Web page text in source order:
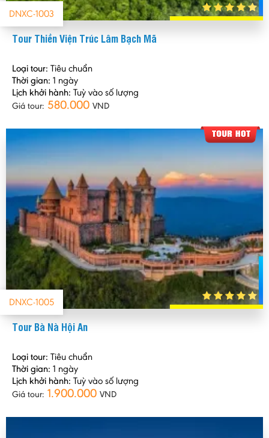
DNXC-1003
Tour Thiền Viện Trúc Lâm Bạch Mã
Loại tour: Tiêu chuẩn
Thời gian: 1 ngày
Lịch khởi hành: Tuỳ vào số lượng
Giá tour: 580.000 VND
DNXC-1005
Tour Bà Nà Hội An
Loại tour: Tiêu chuẩn
Thời gian: 1 ngày
Lịch khởi hành: Tuỳ vào số lượng
Giá tour: 1.900.000 VND